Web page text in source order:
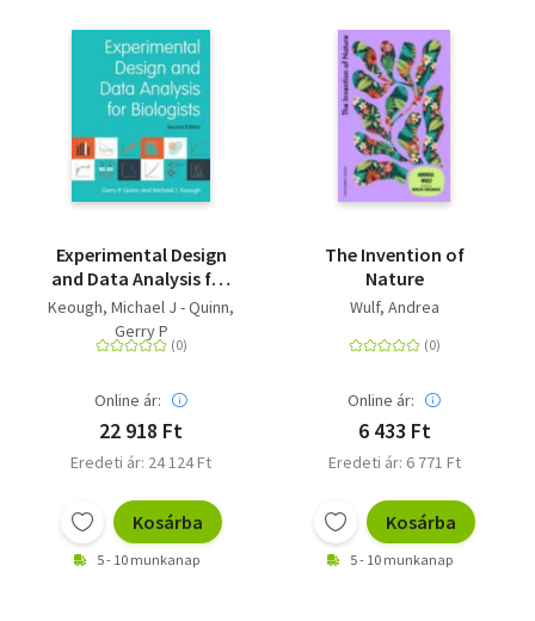
Experimental Design
and Data Analysis for
Biologists
Keough, Michael J - Quinn,
Gerry P
Online ár:
22 918 Ft
Eredeti ár: 24 124 Ft
Kosárba
5 - 10 munkanap
The Invention of
Nature
Wulf, Andrea
Online ár:
6 433 Ft
Eredeti ár: 6 771 Ft
Kosárba
5 - 10 munkanap